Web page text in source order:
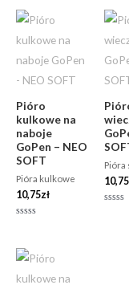
Pióro
kulkowe na
naboje
GoPen – NEO
SOFT
Pióra kulkowe
10,75zł
5
Pióra
10,75